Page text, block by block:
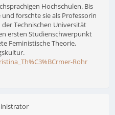
Hochschulen. Bis
forschte sie als Professorin
Technischen Universität
ersten Studienschwerpunkt
Feministische Theorie,
Rohr